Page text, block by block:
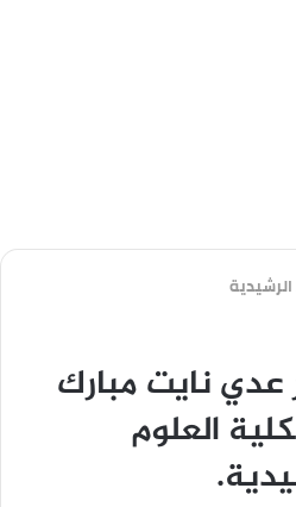
الرشيدية
عدي نايت مبارك
العلوم